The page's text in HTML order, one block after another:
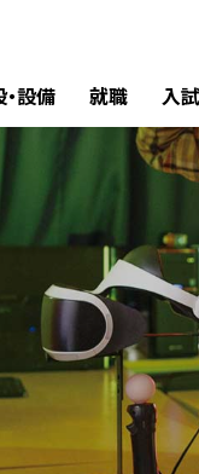
設備 就職 入